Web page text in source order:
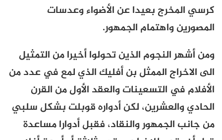
كرسي المخرج بعيدا عن الأضواء وعدسات
المصورين واهتمام الجمهور.
ومن أشهر النجوم الذين تحولوا أخيرا من التمثيل
الى الاخراج الممثل بن أفليك الذي لمع في عدد من
الأفلام في التسعينات والعقد الأول من القرن
الحادي والعشرين، لكن أدواره قوبلت بشكل سلبي
من جانب الجمهور والنقاد، فقبل أدوارا مساعدة